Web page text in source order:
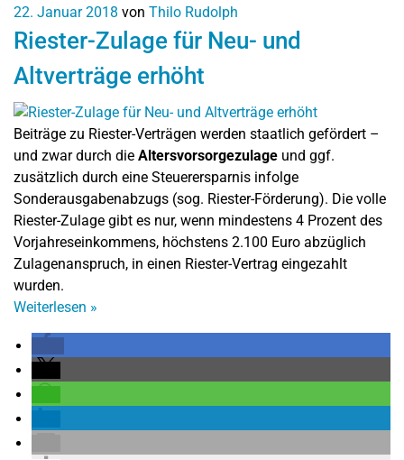
22. Januar 2018 von Thilo Rudolph
Riester-Zulage für Neu- und
Altverträge erhöht
Beiträge zu Riester-Verträgen werden staatlich gefördert –
und zwar durch die Altersvorsorgezulage und ggf.
zusätzlich durch eine Steuerersparnis infolge
Sonderausgabenabzugs (sog. Riester-Förderung). Die volle
Riester-Zulage gibt es nur, wenn mindestens 4 Prozent des
Vorjahreseinkommens, höchstens 2.100 Euro abzüglich
Zulagenanspruch, in einen Riester-Vertrag eingezahlt
wurden.
Weiterlesen »